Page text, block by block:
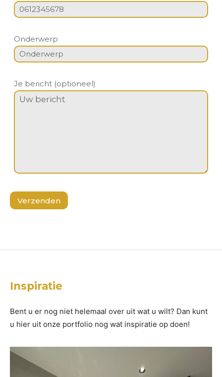
Onderwerp
Je bericht (optioneel)
Inspiratie
Bent u er nog niet helemaal over uit wat u wilt? Dan kunt
u hier uit onze portfolio nog wat inspiratie op doen!